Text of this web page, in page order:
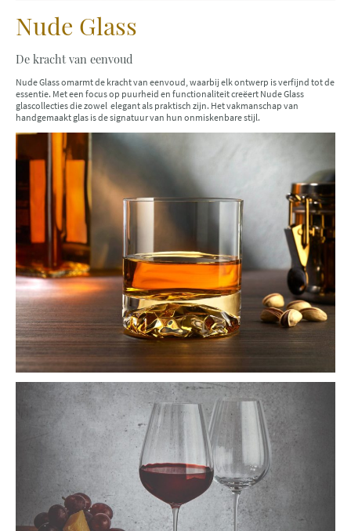
Nude Glass
De kracht van eenvoud
Nude Glass omarmt de kracht van eenvoud, waarbij elk ontwerp is verfijnd tot de
essentie. Met een focus op puurheid en functionaliteit creëert Nude Glass
glascollecties die zowel elegant als praktisch zijn. Het vakmanschap van
handgemaakt glas is de signatuur van hun onmiskenbare stijl.